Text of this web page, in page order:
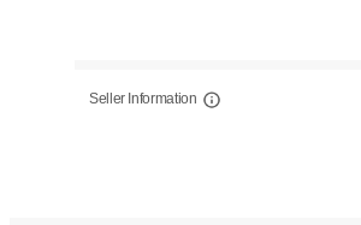
Seller Information